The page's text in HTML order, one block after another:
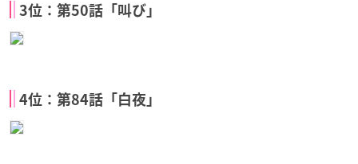
3位：第50話「叫び」
4位：第84話「白夜」